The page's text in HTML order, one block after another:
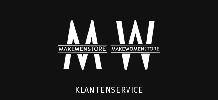
KLANTENSERVICE